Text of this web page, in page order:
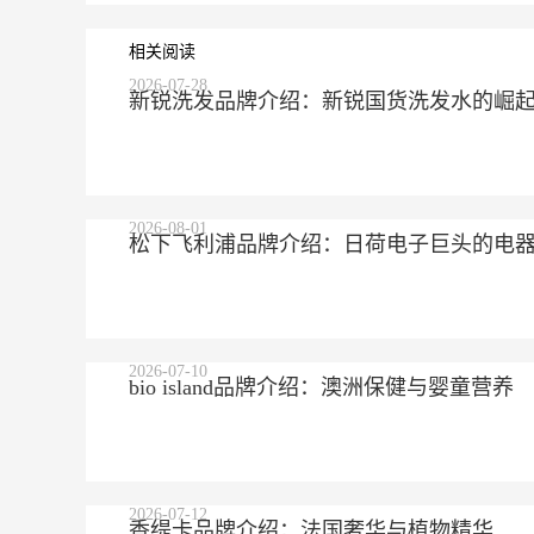
相关阅读
新锐洗发品牌介绍：新锐国货洗发水的崛
2026-07-28
松下飞利浦品牌介绍：日荷电子巨头的电
2026-08-01
bio island品牌介绍：澳洲保健与婴童营养
2026-07-10
2026-07-12